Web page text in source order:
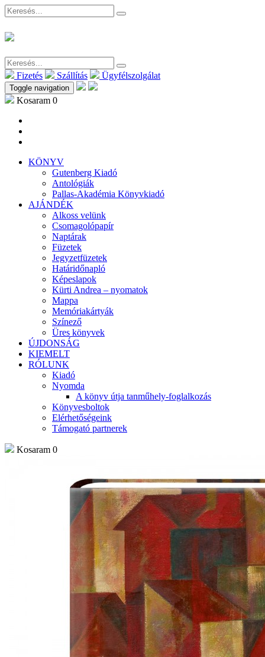
Fizetés Szállítás Ügyfélszolgálat
Toggle navigation
Kosaram 0
KÖNYV
Gutenberg Kiadó
Antológiák
Pallas-Akadémia Könyvkiadó
AJÁNDÉK
Alkoss velünk
Csomagolópapír
Naptárak
Füzetek
Jegyzetfüzetek
Határidőnapló
Képeslapok
Kürti Andrea – nyomatok
Mappa
Memóriakártyák
Színező
Üres könyvek
ÚJDONSÁG
KIEMELT
RÓLUNK
Kiadó
Nyomda
A könyv útja tanműhely-foglalkozás
Könyvesboltok
Elérhetőségeink
Támogató partnerek
Kosaram 0